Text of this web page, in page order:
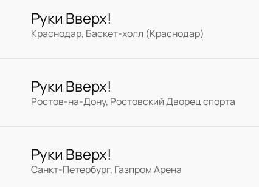
Руки Вверх!
Краснодар, Баскет-холл (Краснодар)
Руки Вверх!
Ростов-на-Дону, Ростовский Дворец спорта
Руки Вверх!
Санкт-Петербург, Газпром Арена